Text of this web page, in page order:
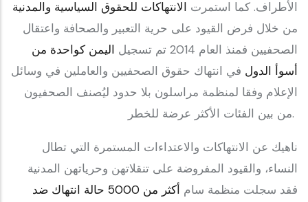
الأطراف. كما استمرت الانتهاكات للحقوق السياسية والمدنية
من خلال فرض القيود على حرية التعبير والصحافة واعتقال
الصحفيين فمنذ العام 2014 تم تسجيل
اليمن كواحدة من
أسوأ الدول في انتهاك حقوق الصحفيين والعاملين في وسائل
الإعلام وفقا لمنظمة مراسلون بلا حدود ليُصنف الصحفيون
من بين الفئات الأكثر عرضة للخطر.
ناهيك عن الانتهاكات والاعتداءات المستمرة التي تطال
النساء، والقيود المفروضة على تنقلاتهن وحرياتهن المدنية
فقد سجلت منظمة سام
أكثر من 5000 حالة انتهاك ضد